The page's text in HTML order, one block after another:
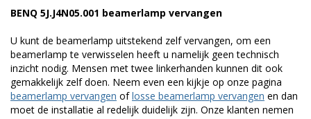
BENQ 5J.J4N05.001 beamerlamp vervangen
U kunt de beamerlamp uitstekend zelf vervangen, om een
beamerlamp te verwisselen heeft u namelijk geen technisch
inzicht nodig. Mensen met twee linkerhanden kunnen dit ook
gemakkelijk zelf doen. Neem even een kijkje op onze pagina
beamerlamp vervangen oflosse beamerlamp vervangen en dan
moet de installatie al redelijk duidelijk zijn. Onze klanten nemen